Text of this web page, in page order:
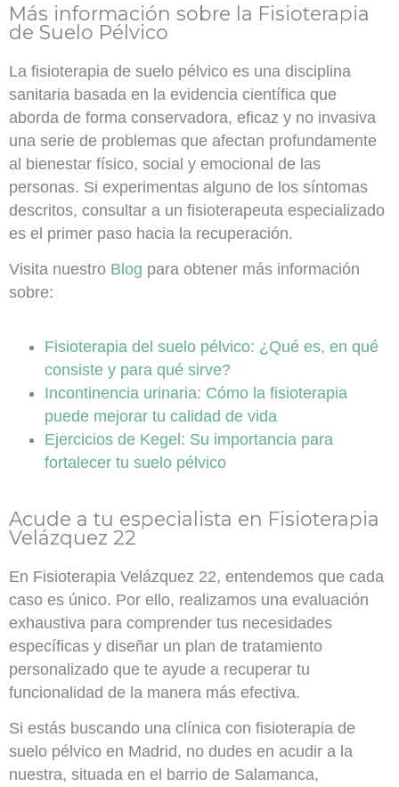
Más información sobre la Fisioterapia
de Suelo Pélvico
La fisioterapia de suelo pélvico es una disciplina
sanitaria basada en la evidencia científica que
aborda de forma conservadora, eficaz y no invasiva
una serie de problemas que afectan profundamente
al bienestar físico, social y emocional de las
personas. Si experimentas alguno de los síntomas
descritos, consultar a un fisioterapeuta especializado
es el primer paso hacia la recuperación.
Visita nuestro Blog para obtener más información
sobre:
Fisioterapia del suelo pélvico: ¿Qué es, en qué
consiste y para qué sirve?
Incontinencia urinaria: Cómo la fisioterapia
puede mejorar tu calidad de vida
Ejercicios de Kegel: Su importancia para
fortalecer tu suelo pélvico
Acude a tu especialista en Fisioterapia
Velázquez 22
En Fisioterapia Velázquez 22, entendemos que cada
caso es único. Por ello, realizamos una evaluación
exhaustiva para comprender tus necesidades
específicas y diseñar un plan de tratamiento
personalizado que te ayude a recuperar tu
funcionalidad de la manera más efectiva.
Si estás buscando una clínica con fisioterapia de
suelo pélvico en Madrid, no dudes en acudir a la
nuestra, situada en el barrio de Salamanca,